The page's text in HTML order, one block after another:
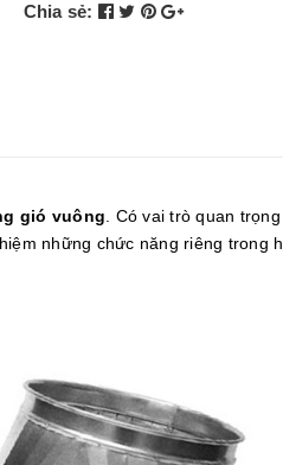
Chia sẻ:
gió vuông . Có vai trò quan
những chức năng riêng trong